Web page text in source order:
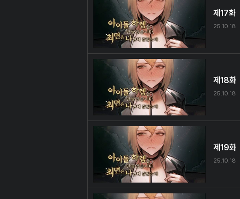
제17화
25.10.18
제18화
25.10.18
제19화
25.10.18